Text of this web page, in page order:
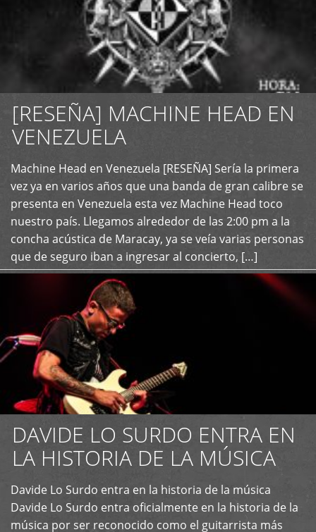
[RESEÑA] MACHINE HEAD EN
VENEZUELA
Machine Head en Venezuela [RESEÑA] Sería la primera
vez ya en varios años que una banda de gran calibre se
presenta en Venezuela esta vez Machine Head toco
nuestro país. Llegamos alrededor de las 2:00 pm a la
concha acústica de Maracay, ya se veía varias personas
que de seguro iban a ingresar al concierto, […]
+
DAVIDE LO SURDO ENTRA EN
LA HISTORIA DE LA MÚSICA
Davide Lo Surdo entra en la historia de la música
Davide Lo Surdo entra oficialmente en la historia de la
música por ser reconocido como el guitarrista más